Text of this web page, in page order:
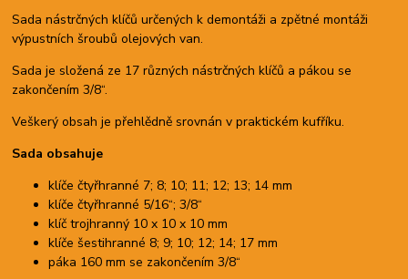
Sada nástrčných klíčů určených k demontáži a zpětné montáži
výpustních šroubů olejových van.
Sada je složená ze 17 různých nástrčných klíčů a pákou se
zakončením 3/8“.
Veškerý obsah je přehlědně srovnán v praktickém kufříku.
Sada obsahuje
klíče čtyřhranné 7; 8; 10; 11; 12; 13; 14 mm
klíče čtyřhranné 5/16“; 3/8“
klíč trojhranný 10 x 10 x 10 mm
klíče šestihranné 8; 9; 10; 12; 14; 17 mm
páka 160 mm se zakončením 3/8“